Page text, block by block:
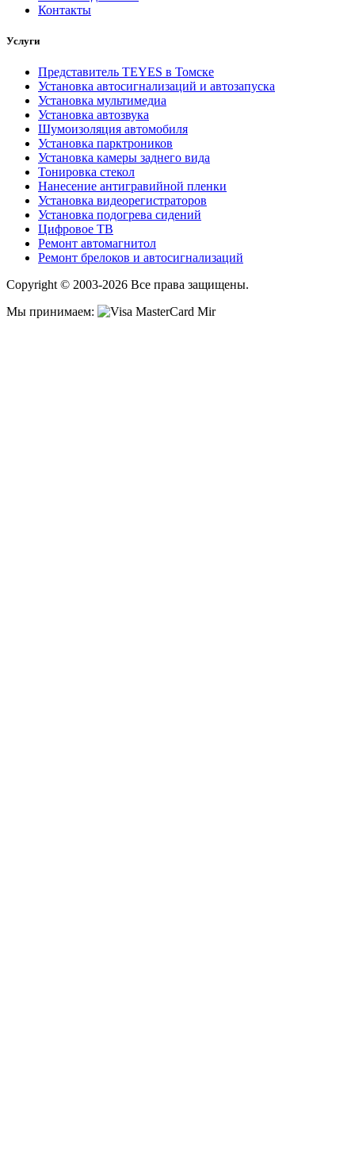
Контакты
Услуги
Представитель TEYES в Томске
Установка автосигнализаций и автозапуска
Установка мультимедиа
Установка автозвука
Шумоизоляция автомобиля
Установка парктроников
Установка камеры заднего вида
Тонировка стекол
Нанесение антигравийной пленки
Установка видеорегистраторов
Установка подогрева сидений
Цифровое ТВ
Ремонт автомагнитол
Ремонт брелоков и автосигнализаций
Copyright © 2003-2026 Все права защищены.
Мы принимаем: